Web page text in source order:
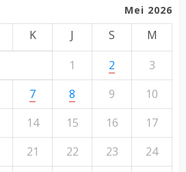
Mei 2026
K J S
M
1
2
3
7 8 9
10
14 15 16
17
21 22 23
24